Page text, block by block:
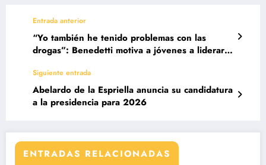
Entrada anterior
“Yo también he tenido problemas con las
drogas”: Benedetti motiva a jóvenes a liderar
Siguiente entrada
Abelardo de la Espriella anuncia su candidatura
a la presidencia para 2026
ENTRADAS RELACIONADAS